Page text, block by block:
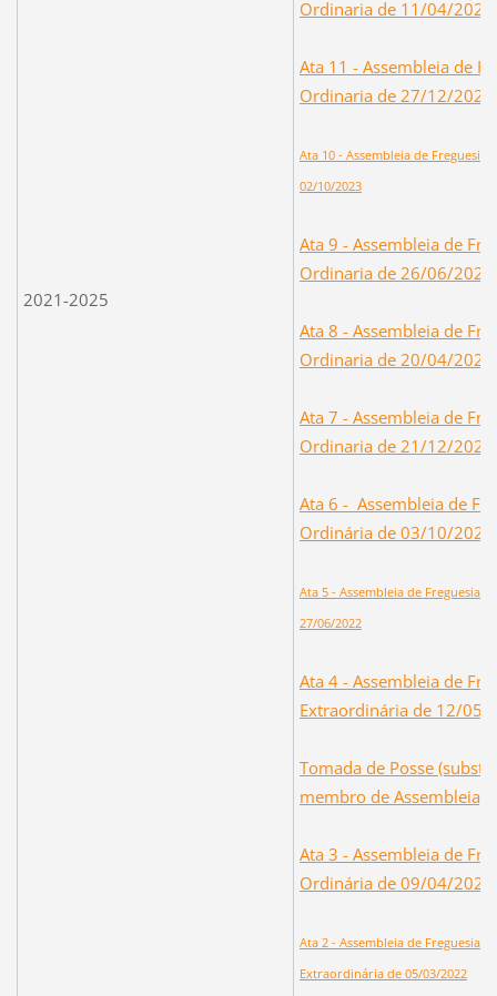
2021-2025
Ordinaria de 11/04/2024
Ata 11 - Assembleia de
Ordinaria de 27/12/2023
Ata 10 - Assembleia de Freguesia
02/10/2023
Ata 9 - Assembleia de
Ordinaria de 26/06/2023
Ata 8 - Assembleia de
Ordinaria de 20/04/2023
Ata 7 - Assembleia de
Ordinaria de 21/12/2022
Ata 6 - Assembleia de
Ordinária de 03/10/2022
Ata 5 - Assembleia de Freguesia
27/06/2022
Ata 4 - Assembleia de
Extraordinária de 12/05/
Tomada de Posse
membro de Assembleia)
Ata 3 - Assembleia de
Ordinária de 09/04/2022
Ata 2 - Assembleia de Freguesia
Extraordinária de 05/03/2022